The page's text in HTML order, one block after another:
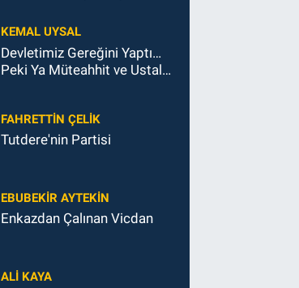
KEMAL UYSAL
Devletimiz Gereğini Yaptı…
Peki Ya Müteahhit ve Ustalar
FAHRETTIN ÇELİK
Tutdere'nin Partisi
EBUBEKIR AYTEKIN
Enkazdan Çalınan Vicdan
ALI KAYA